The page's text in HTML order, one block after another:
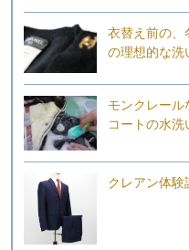
衣替え前の、
の理想的な洗
モンクレール
コートの水
クレアン体験